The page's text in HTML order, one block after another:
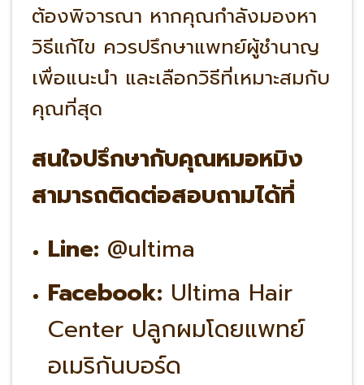
ต้องพิจารณา หากคุณกำลังมองหา
วิธีแก้ไข ควรปรึกษาแพทย์ผู้ชำนาญ
เพื่อแนะนำ และเลือกวิธีที่เหมาะสมกับ
คุณที่สุด
สนใจปรึกษากับคุณหมอหมิง
สามารถติดต่อสอบถามได้ที่
Line: @ultima
Facebook: Ultima Hair
Center ปลูกผมโดยแพทย์
อเมริกันบอร์ด